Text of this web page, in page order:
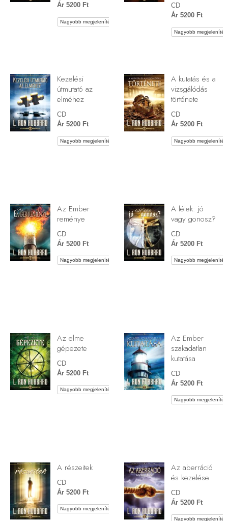
Ár 5200 Ft
Nagyobb megjelenítés
CD
Ár 5200 Ft
Nagyobb megjelenítés
Kezelési
útmutató az
elméhez
CD
Ár 5200 Ft
Nagyobb megjelenítés
A kutatás és a
vizsgálódás
története
CD
Ár 5200 Ft
Nagyobb megjelenítés
Az Ember
reménye
CD
Ár 5200 Ft
Nagyobb megjelenítés
A lélek: jó
vagy gonosz?
CD
Ár 5200 Ft
Nagyobb megjelenítés
Az elme
gépezete
CD
Ár 5200 Ft
Nagyobb megjelenítés
Az Ember
szakadatlan
kutatása
CD
Ár 5200 Ft
Nagyobb megjelenítés
A részeitek
CD
Ár 5200 Ft
Nagyobb megjelenítés
Az aberráció
és kezelése
CD
Ár 5200 Ft
Nagyobb megjelenítés